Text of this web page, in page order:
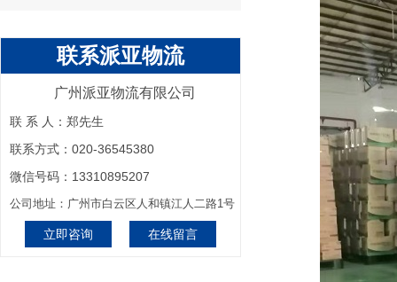
联系派亚物流
广州派亚物流有限公司
联 系 人：郑先生
联系方式：020-36545380
微信号码：13310895207
公司地址：广州市白云区人和镇江人二路1号
立即咨询 在线留言